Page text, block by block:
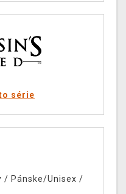
série
/ Pánske/Unisex /